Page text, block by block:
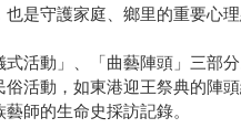
是守護家庭、鄉里的重要心
活動」、「曲藝陣頭」三部
活動，如東港迎王祭典的陣
師的生命史採訪記錄。